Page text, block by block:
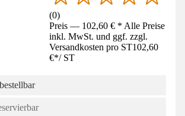
(0)
Preis — 102,60 € * Alle Preise
inkl. MwSt. und ggf. zzgl.
Versandkosten pro ST102,60
€*/ ST